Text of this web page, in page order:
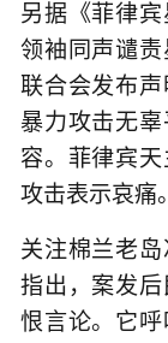
另据《菲律
领袖同声谴
联合会发布声
暴力攻击无
容。菲律宾
攻击表示哀痛。
关注棉兰老
指出，案发
恨言论。它